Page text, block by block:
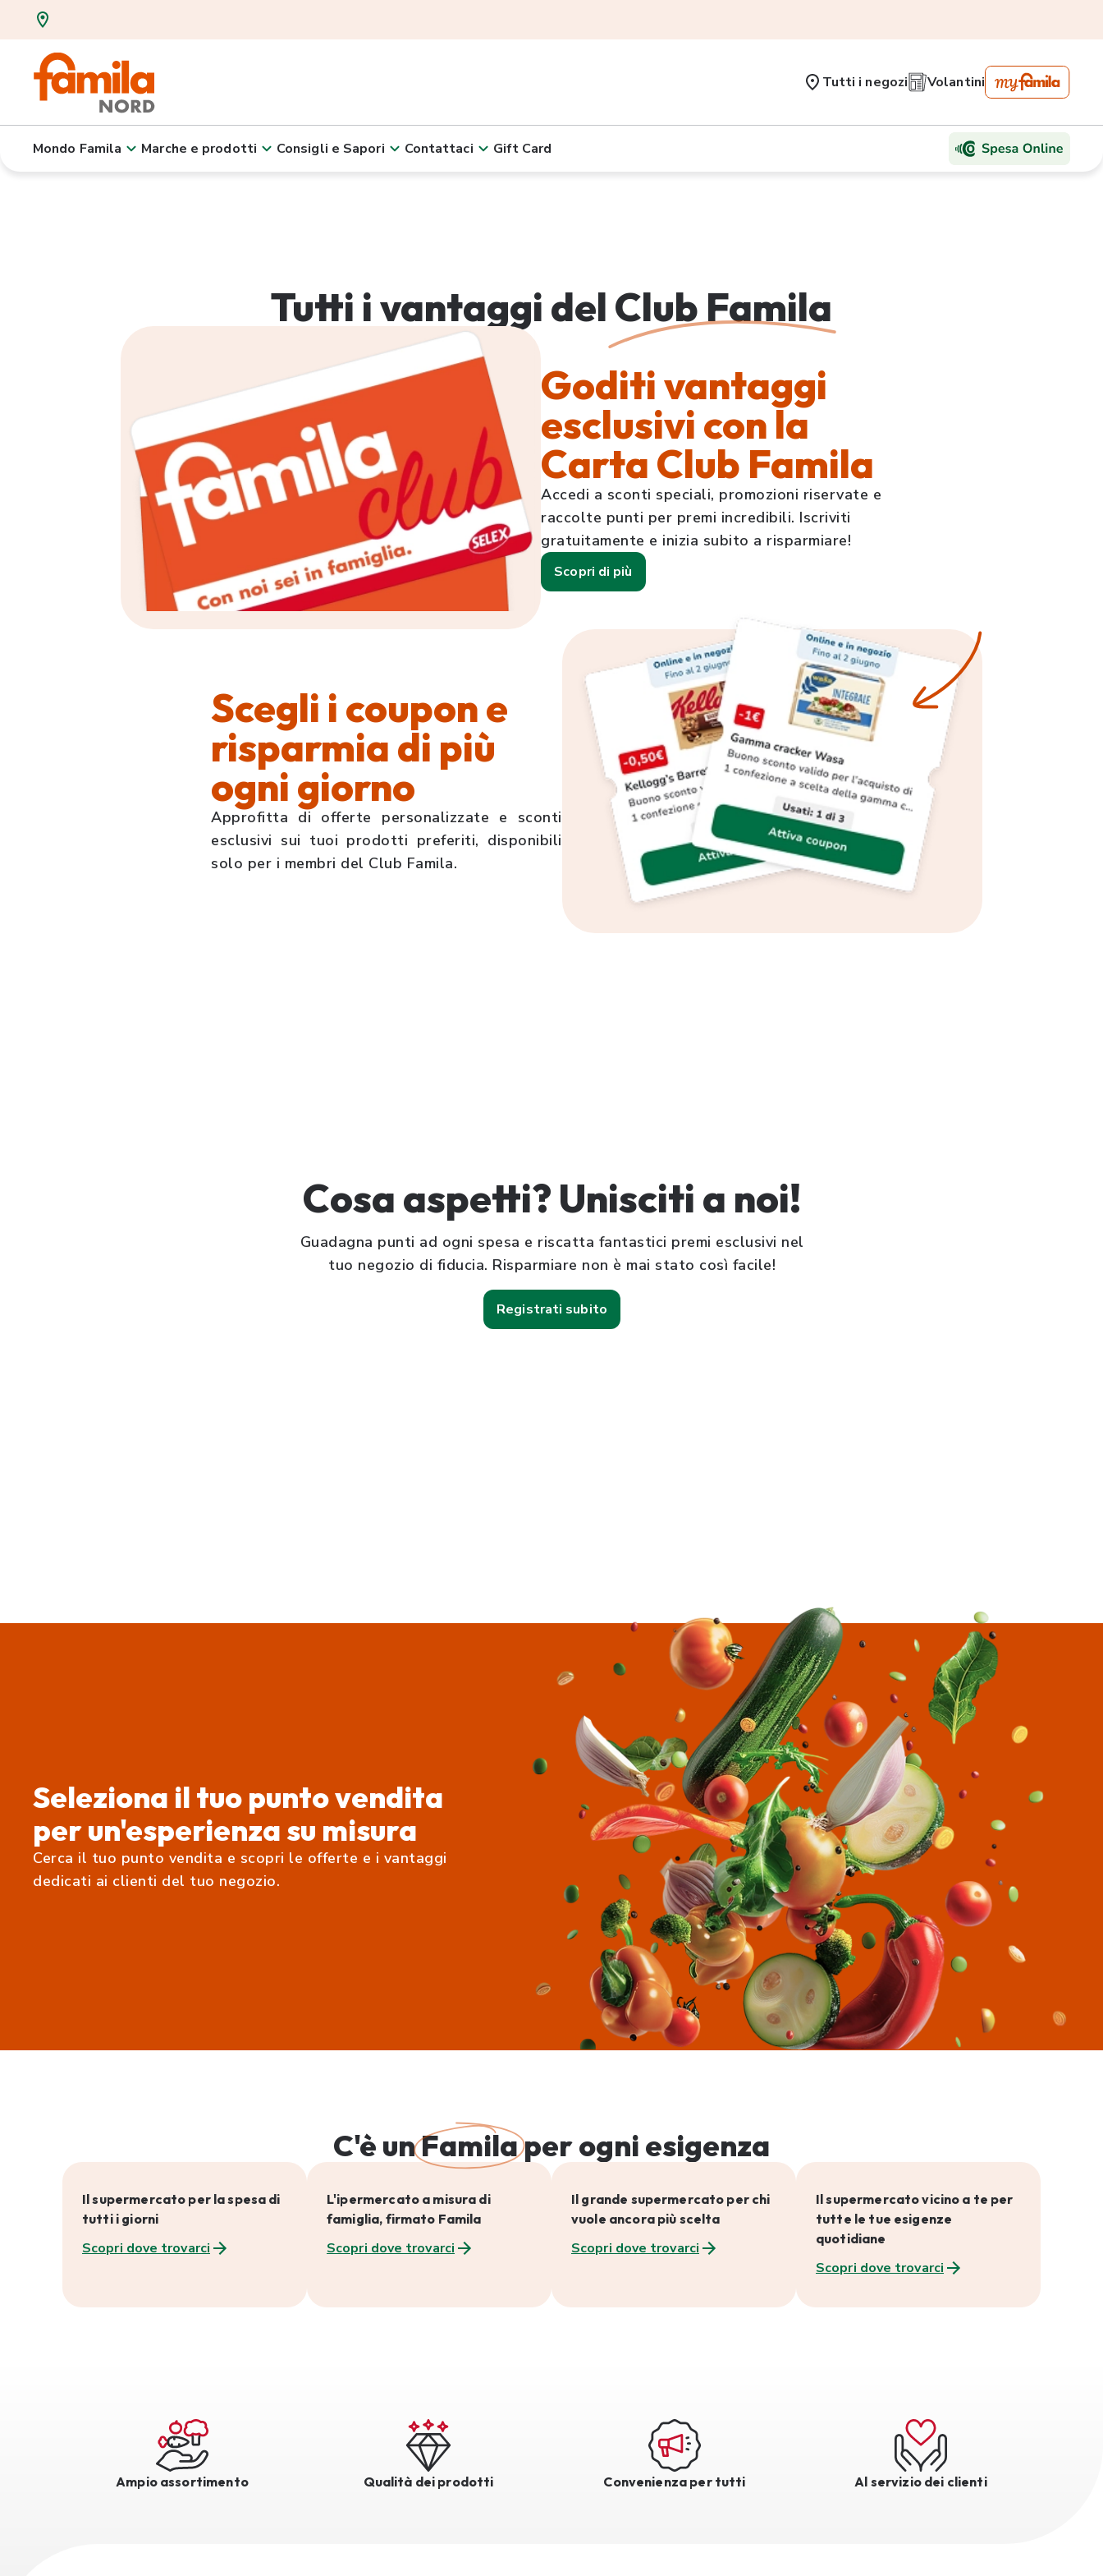
Tutti i negozi Volantini
Mondo Famila Marche e prodotti Consigli e Sapori Contattaci Gift Card
Tutti i vantaggi del Club Famila
Goditi vantaggi
esclusivi con la
Carta Club Famila
Accedi a sconti speciali, promozioni riservate e
raccolte punti per premi incredibili. Iscriviti
gratuitamente e inizia subito a risparmiare!
Scopri di più
Scegli i coupon e
risparmia di più
ogni giorno
Approfitta di offerte personalizzate e sconti
esclusivi sui tuoi prodotti preferiti, disponibili
solo per i membri del Club Famila.
Cosa aspetti? Unisciti a noi!
Guadagna punti ad ogni spesa e riscatta fantastici premi esclusivi nel
tuo negozio di fiducia. Risparmiare non è mai stato così facile!
Registrati subito
Seleziona il tuo punto vendita
per un'esperienza su misura
Cerca il tuo punto vendita e scopri le offerte e i vantaggi
dedicati ai clienti del tuo negozio.
C'è unFamilaper ogni esigenza
Il supermercato per la spesa di
tutti i giorni
Scopri dove trovarci
L'ipermercato a misura di
famiglia, firmato Famila
Scopri dove trovarci
Il grande supermercato per chi
vuole ancora più scelta
Scopri dove trovarci
Il supermercato vicino a te per
tutte le tue esigenze
quotidiane
Scopri dove trovarci
Ampio assortimento Qualità dei prodotti Convenienza per tutti Al servizio dei clienti